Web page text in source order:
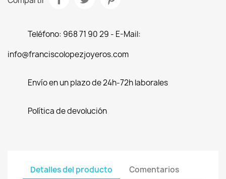
Teléfono: 968 71 90 29 - E-Mail:
info@franciscolopezjoyeros.com
Envío en un plazo de 24h-72h laborales
Política de devolución
Detalles del producto Comentarios